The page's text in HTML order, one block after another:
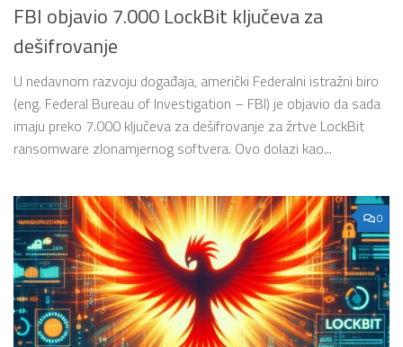
FBI objavio 7.000 LockBit ključeva za
dešifrovanje
U nedavnom razvoju događaja, američki Federalni istražni biro
(eng. Federal Bureau of Investigation – FBI) je objavio da sada
imaju preko 7.000 ključeva za dešifrovanje za žrtve LockBit
ransomware zlonamjernog softvera. Ovo dolazi kao...
0